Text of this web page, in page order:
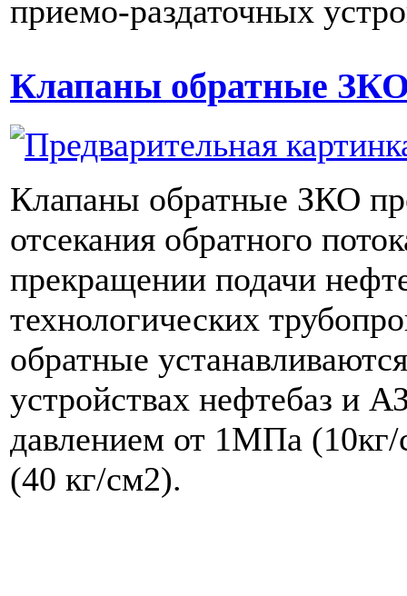
приемо-раздаточных
Клапаны обратные
Клапаны обратные ЗКО
отсекания обратного
прекращении подачи
технологических
обратные
устройствах нефтебаз и
давлением от 1МПа
(40 кг/см2).